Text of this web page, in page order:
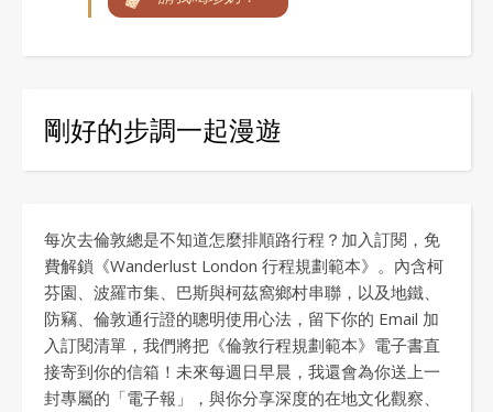
剛好的步調一起漫遊
每次去倫敦總是不知道怎麼排順路行程？加入訂閱，免
費解鎖《Wanderlust London 行程規劃範本》。內含柯
芬園、波羅市集、巴斯與柯茲窩鄉村串聯，以及地鐵、
防竊、倫敦通行證的聰明使用心法，留下你的 Email 加
入訂閱清單，我們將把《倫敦行程規劃範本》電子書直
接寄到你的信箱！未來每週日早晨，我還會為你送上一
封專屬的「電子報」，與你分享深度的在地文化觀察、